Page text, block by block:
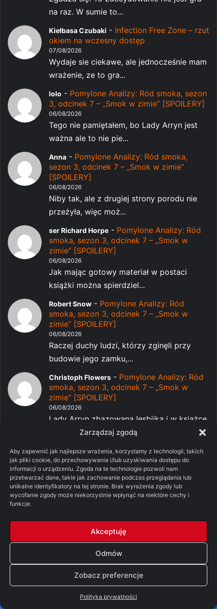
Zarządzaj zgodą
Aby zapewnić jak najlepsze wrażenia, korzystamy z technologii, takich
jak pliki cookie, do przechowywania i/lub uzyskiwania dostępu do
informacji o urządzeniu. Zgoda na te technologie pozwoli nam
przetwarzać dane, takie jak zachowanie podczas przeglądania lub
unikalne identyfikatory na tej stronie. Brak wyrażenia zgody lub
wycofanie zgody może niekorzystnie wpłynąć na niektóre cechy i
funkcje.
Akceptuję
Odmów
Zobacz preferencje
Polityka prywatności
na raz. W sumie to...
Kiełbasa Czubaki - Infection Free Zone – rzut
okiem na wczesny dostęp
07/08/2026
Wydaje sie ciekawe, ale jednocześnie mam
wrażenie, ze to gra...
lolo - Pomylone Analizy: Ród smoka, sezon
3, odcinek 7 – „Smok w zimie” [SPOILERY]
06/08/2026
Tego nie pamiętałem, bo Lady Arryn jest
ważna ale to nie pie...
Anna - Pomylone Analizy: Ród smoka,
sezon 3, odcinek 7 – „Smok w zimie”
[SPOILERY]
06/08/2026
Niby tak, ale z drugiej strony porodu nie
przeżyła, więc moż...
ser Richard Horpe - Pomylone Analizy: Ród
smoka, sezon 3, odcinek 7 – „Smok w
zimie” [SPOILERY]
06/08/2026
Jak mając gotowy materiał w postaci
książki można spierdziel...
Robert Snow - Pomylone Analizy: Ród
smoka, sezon 3, odcinek 7 – „Smok w
zimie” [SPOILERY]
06/08/2026
Raczej duchy ludzi, którzy zginęli przy
budowie jego zamku,...
Christoph Flowers - Pomylone Analizy: Ród
smoka, sezon 3, odcinek 7 – „Smok w
zimie” [SPOILERY]
06/08/2026
Lady Arryn zbazowana lesbijka i w książce
jest to spójne od...
Dżądżen -Pomylone Analizy: Ród smoka,
sezon 3, odcinek 7 – „Smok w zimie”
[SPOILERY]
06/08/2026
:D Tu możesz znaleźć wyjaśnienie moim
-Pomylone Analizy: Ród
smoka, sezon 3, odcinek 7 – „Smok w
zimie” [SPOILERY]
Będzie o Hessari zaprowadzajacej pokój w
państwie poprzez le...
Vittorio Vici -Pomylone Analizy: Ród smoka,